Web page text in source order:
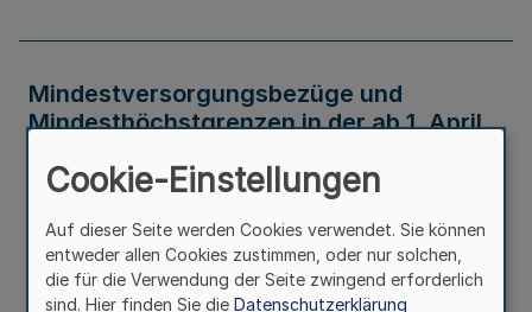
Mindestversorgungsbezüge und
Mindesthöchstgrenzen in der ab 1. April
Verwaltungsvorschrift
Cookie-Einstellungen
Auf dieser Seite werden Cookies verwendet. Sie können
entweder allen Cookies zustimmen, oder nur solchen,
die für die Verwendung der Seite zwingend erforderlich
sind. Hier finden Sie die Datenschutzerklärung